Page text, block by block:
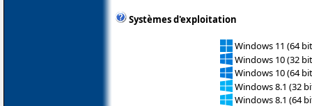
Systèmes d'exploitation
Windows 11 (64
Windows 10 (32
Windows 10 (64
Windows 8.1 (32
Windows 8.1 (64